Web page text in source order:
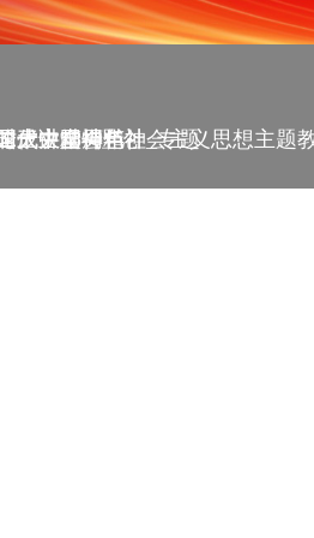
成立75周年
三中全会精神_专题
大讲堂--理论
十大精神
代中国特色社会主义思想主题